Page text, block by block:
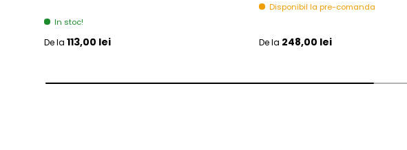
In stoc!
Pret initial
De la 113,00 lei
Disponibil la pre-comanda
Pret initial
De la 248,00 lei